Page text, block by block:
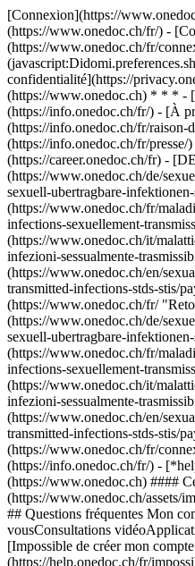
[Connexion](https://
(https://www.onedoc.ch/fr/) -
(https://www.onedoc.ch/fr/
confidentialité](https://
(https://www.onedoc.ch) * * * -
(https://info.onedoc.ch/fr/) - [À
(https://info.onedoc.ch/fr/raison-
(https://info.onedoc.ch/fr/presse/
(https://career.onedoc.ch/fr) -
(https://www.onedoc.ch/de/
sexuell-ubertragbare-
(https://www.onedoc.ch/fr/
infections-sexuellement-
(https://www.onedoc.ch/it/
infezioni-sessualmente-
(https://www.onedoc.ch/en/
transmitted-infections-stds-stis/
(https://www.onedoc.ch/fr/
(https://www.onedoc.ch/de/
sexuell-ubertragbare-
(https://www.onedoc.ch/fr/
infections-sexuellement-
(https://www.onedoc.ch/it/
infezioni-sessualmente-
(https://www.onedoc.ch/en/
transmitted-infections-stds-stis/
(https://www.onedoc.ch/fr/
(https://info.onedoc.ch/fr/) -
(https://www.onedoc.ch) ####
(https://www.onedoc.ch/assets/
## Questions fréquentes Mon
vousConsultations
[Impossible de créer mon
(https://help.onedoc.ch/fr/